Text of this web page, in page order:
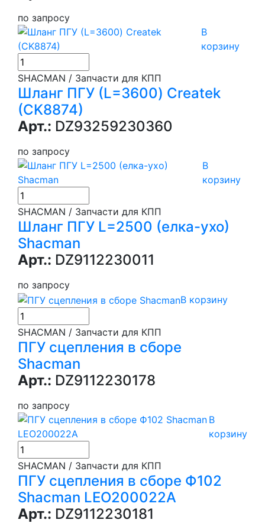
по запросу
В
корзину
SHACMAN / Запчасти для КПП
Шланг ПГУ (L=3600) Createk
(CK8874)
Арт.: DZ93259230360
по запросу
В
корзину
SHACMAN / Запчасти для КПП
Шланг ПГУ L=2500 (елка-ухо)
Shacman
Арт.: DZ9112230011
по запросу
В корзину
SHACMAN / Запчасти для КПП
ПГУ сцепления в сборе
Shacman
Арт.: DZ9112230178
по запросу
В
корзину
SHACMAN / Запчасти для КПП
ПГУ сцепления в сборе Ф102
Shacman LEO200022A
Арт.: DZ9112230181